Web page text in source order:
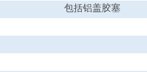
包括铝盖胶塞